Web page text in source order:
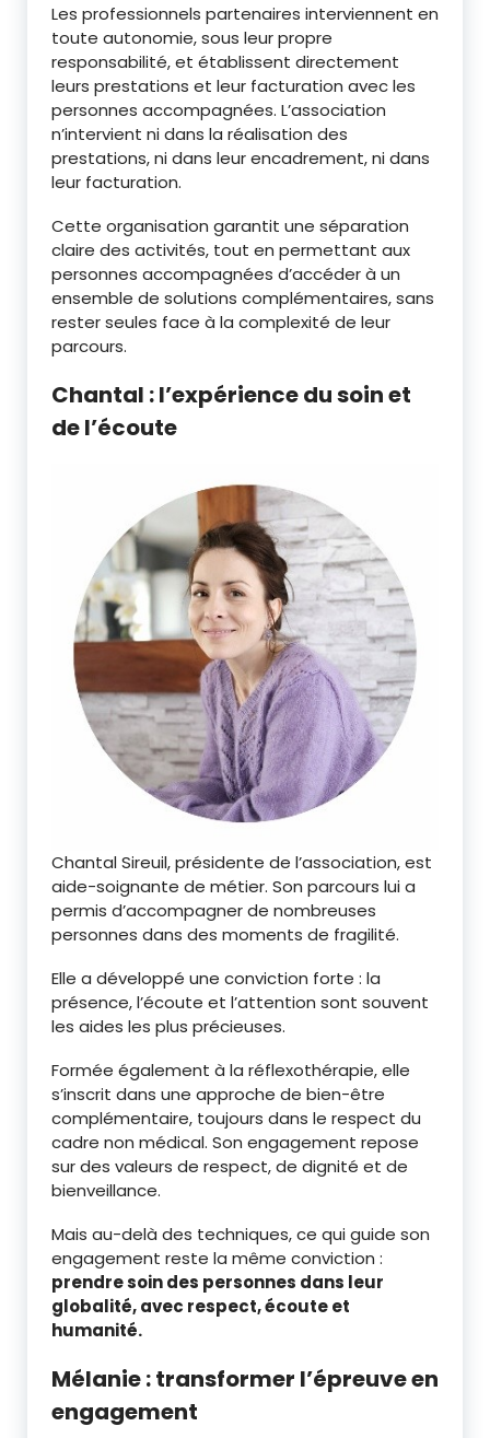
Les professionnels partenaires interviennent en
toute autonomie, sous leur propre
responsabilité, et établissent directement
leurs prestations et leur facturation avec les
personnes accompagnées. L’association
n’intervient ni dans la réalisation des
prestations, ni dans leur encadrement, ni dans
leur facturation.
Cette organisation garantit une séparation
claire des activités, tout en permettant aux
personnes accompagnées d’accéder à un
ensemble de solutions complémentaires, sans
rester seules face à la complexité de leur
parcours.
Chantal : l’expérience du soin et
de l’écoute
Chantal Sireuil, présidente de l’association, est
aide-soignante de métier. Son parcours lui a
permis d’accompagner de nombreuses
personnes dans des moments de fragilité.
Elle a développé une conviction forte : la
présence, l’écoute et l’attention sont souvent
les aides les plus précieuses.
Formée également à la réflexothérapie, elle
s’inscrit dans une approche de bien-être
complémentaire, toujours dans le respect du
cadre non médical. Son engagement repose
sur des valeurs de respect, de dignité et de
bienveillance.
Mais au-delà des techniques, ce qui guide son
engagement reste la même conviction :
prendre soin des personnes dans leur
globalité, avec respect, écoute et
humanité.
Mélanie : transformer l’épreuve en
engagement